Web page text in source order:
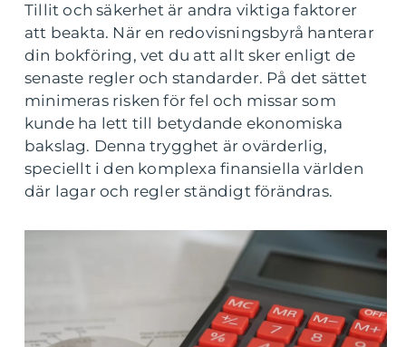
Tillit och säkerhet är andra viktiga faktorer
att beakta. När en redovisningsbyrå hanterar
din bokföring, vet du att allt sker enligt de
senaste regler och standarder. På det sättet
minimeras risken för fel och missar som
kunde ha lett till betydande ekonomiska
bakslag. Denna trygghet är ovärderlig,
speciellt i den komplexa finansiella världen
där lagar och regler ständigt förändras.